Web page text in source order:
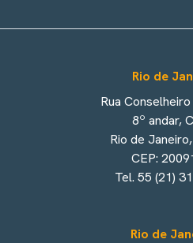
Rio de
Rua
8º andar,
Rio de
CEP:
Tel. 55 (21)
Rio de